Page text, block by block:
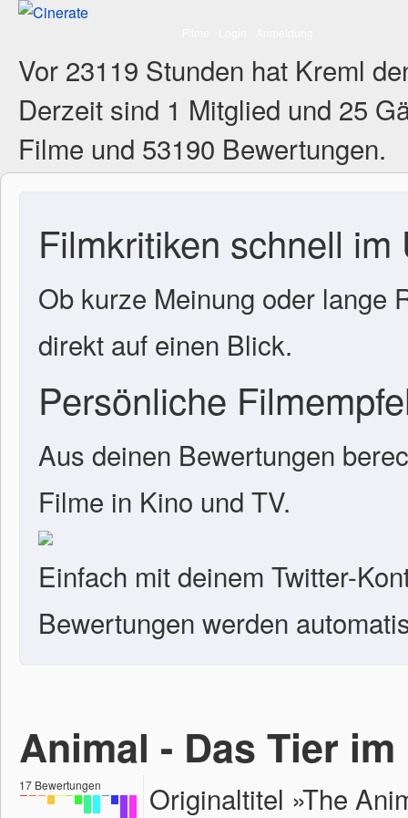
Vor 23119 Stunden hat Kreml
Derzeit sind 1 Mitglied und 25
Filme und 53190 Bewertungen.
Filmkritiken schnell im
Ob kurze Meinung oder lange
direkt auf einen Blick.
Persönliche
Aus deinen Bewertungen
Filme in Kino und TV.
Einfach mit deinem Twitter-
Bewertungen werden
Animal - Das Tier im
17 Bewertungen
Originaltitel »The